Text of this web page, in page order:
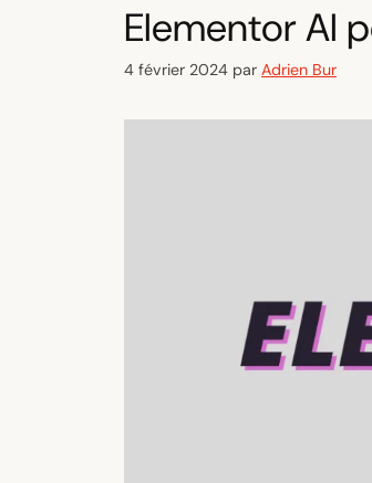
Elementor AI
4 février 2024 par Adrien Bur